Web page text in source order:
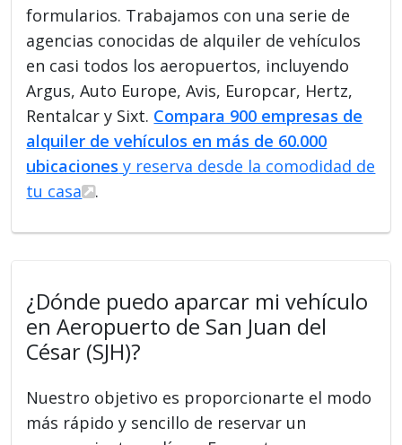
formularios. Trabajamos con una serie de
agencias conocidas de alquiler de vehículos
en casi todos los aeropuertos, incluyendo
Argus, Auto Europe, Avis, Europcar, Hertz,
Rentalcar y Sixt. Compara 900 empresas de
alquiler de vehículos en más de 60.000
ubicaciones y reserva desde la comodidad de
tu casa
.
¿Dónde puedo aparcar mi vehículo
en Aeropuerto de San Juan del
César (SJH)?
Nuestro objetivo es proporcionarte el modo
más rápido y sencillo de reservar un